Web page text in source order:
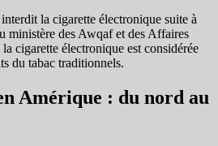
la cigarette électronique suite à
ministère des Awqaf et des Affaires
cigarette électronique est considérée
du tabac traditionnels.
Amérique : du nord au